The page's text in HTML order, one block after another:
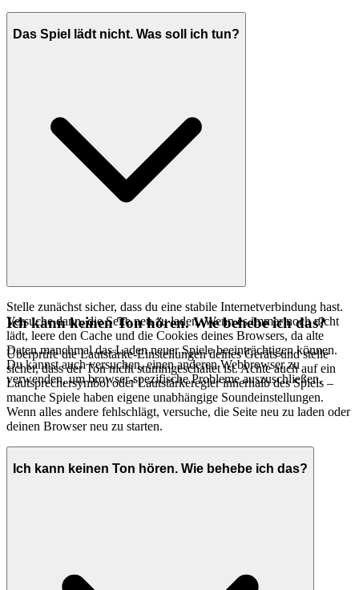
Das Spiel lädt nicht. Was soll ich tun?
Stelle zunächst sicher, dass du eine stabile Internetverbindung hast.
Versuche dann, die Seite neu zu laden. Wenn es immer noch nicht
lädt, leere den Cache und die Cookies deines Browsers, da alte
Daten manchmal das Laden neuer Spiele beeinträchtigen können.
Du kannst auch versuchen, einen anderen Webbrowser zu
verwenden, um browser-spezifische Probleme auszuschließen.
Ich kann keinen Ton hören. Wie behebe ich das?
Überprüfe die Lautstärke-Einstellungen deines Geräts und stelle
sicher, dass der Ton nicht stummgeschaltet ist. Achte auch auf ein
Lautsprechersymbol oder Lautstärkeregler innerhalb des Spiels –
manche Spiele haben eigene unabhängige Soundeinstellungen.
Wenn alles andere fehlschlägt, versuche, die Seite neu zu laden oder
deinen Browser neu zu starten.
Ich kann keinen Ton hören. Wie behebe ich das?